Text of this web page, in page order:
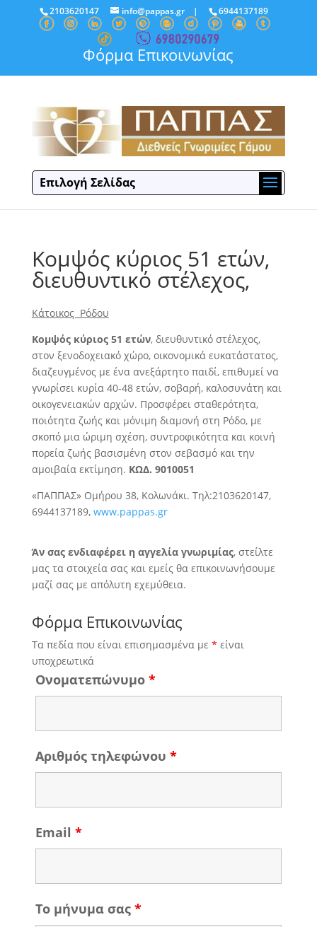
2103620147 info@pappas.gr| 6944137189
Φόρμα Επικοινωνίας
Επιλογή Σελίδας
Κομψός κύριος 51 ετών,
διευθυντικό στέλεχος,
Κάτοικος Ρόδου
Κομψός κύριος 51 ετών, διευθυντικό στέλεχος,
στον ξενοδοχειακό χώρο,οικονομικά ευκατάστατος,
διαζευγμένος με ένα ανεξάρτητο παιδί, επιθυμεί να
γνωρίσει κυρία 40-48 ετών, σοβαρή, καλοσυνάτη και
οικογενειακών αρχών. Προσφέρει σταθερότητα,
ποιότητα ζωής και μόνιμη διαμονή στη Ρόδο, με
σκοπό μια ώριμη σχέση, συντροφικότητα και κοινή
πορεία ζωής βασισμένη στον σεβασμό και την
αμοιβαία εκτίμηση. ΚΩΔ. 9010051
«ΠΑΠΠΑΣ» Ομήρου 38, Κολωνάκι. Τηλ:2103620147,
6944137189, www.pappas.gr
Άν σας ενδιαφέρει η αγγελία γνωριμίας, στείλτε
μας τα στοιχεία σας και εμείς θα επικοινωνήσουμε
μαζί σας με απόλυτη εχεμύθεια.
Φόρμα Επικοινωνίας
Τα πεδία που είναι επισημασμένα με * είναι
υποχρεωτικά
Ονοματεπώνυμο *
Αριθμός τηλεφώνου *
Email *
Το μήνυμα σας *